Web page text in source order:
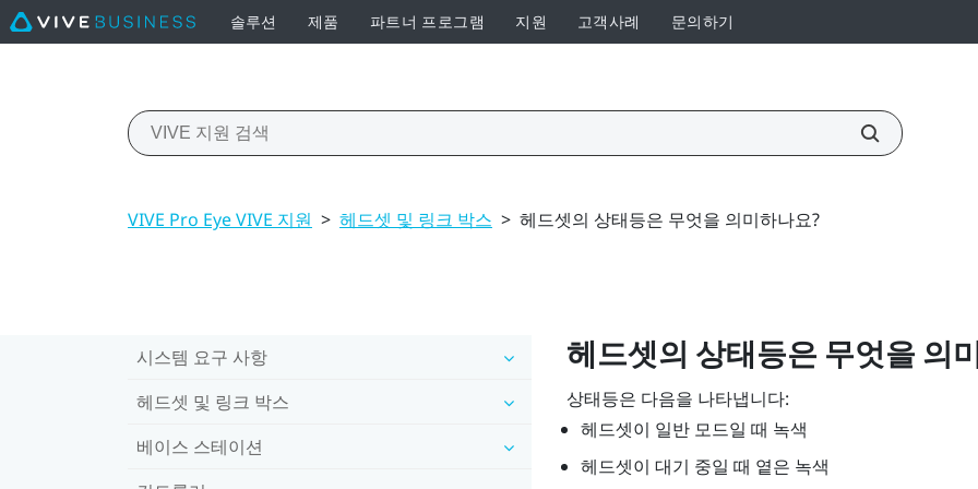
솔루션 제품 파트너 프로그램 지원 고객사례 문의하기
VIVE Pro Eye VIVE 지원 > 헤드셋 및 링크 박스 > 헤드셋의 상태등은 무엇을 의미하나요?
시스템 요구 사항
헤드셋 및 링크 박스
베이스 스테이션
헤드셋의 상태등은 무엇을 의
상태등은 다음을 나타냅니다:
헤드셋이 일반 모드일 때 녹색
헤드셋이 대기 중일 때 옅은 녹색